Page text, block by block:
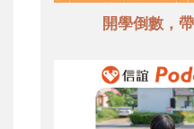
開學倒數，